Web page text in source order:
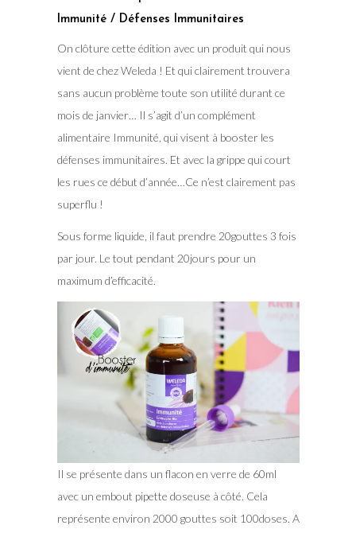
Immunité / Défenses Immunitaires
On clôture cette édition avec un produit qui nous
vient de chez Weleda ! Et qui clairement trouvera
sans aucun problème toute son utilité durant ce
mois de janvier… Il s’agit d’un complément
alimentaire Immunité, qui visent à booster les
défenses immunitaires. Et avec la grippe qui court
les rues ce début d’année…Ce n’est clairement pas
superflu !
Sous forme liquide, il faut prendre 20gouttes 3 fois
par jour. Le tout pendant 20jours pour un
maximum d’efficacité.
Il se présente dans un flacon en verre de 60ml
avec un embout pipette doseuse à côté. Cela
représente environ 2000 gouttes soit 100doses. A